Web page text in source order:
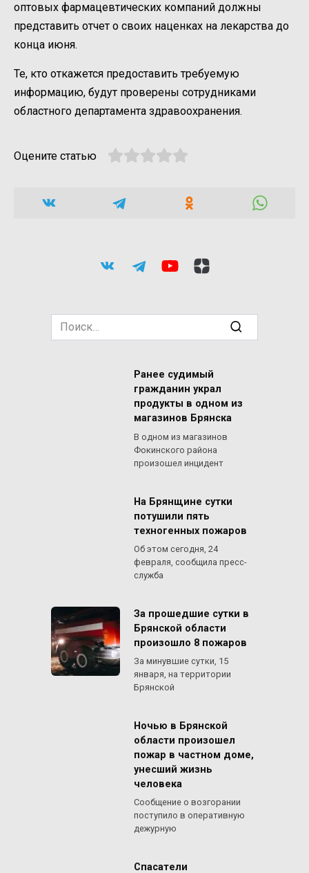
оптовых фармацевтических компаний должны
представить отчет о своих наценках на лекарства до
конца июня.
Те, кто откажется предоставить требуемую
информацию, будут проверены сотрудниками
областного департамента здравоохранения.
Оцените статью
Search
for:
Ранее судимый
гражданин украл
продукты в одном из
магазинов Брянска
В одном из магазинов
Фокинского района
произошел инцидент
На Брянщине сутки
потушили пять
техногенных пожаров
Об этом сегодня, 24
февраля, сообщила пресс-
служба
За прошедшие сутки в
Брянской области
произошло 8 пожаров
За минувшие сутки, 15
января, на территории
Брянской
Ночью в Брянской
области произошел
пожар в частном доме,
унесший жизнь
человека
Сообщение о возгорании
поступило в оперативную
дежурную
Спасатели